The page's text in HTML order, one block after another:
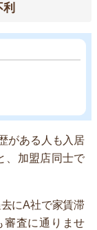
がある人も入居
、加盟店同士で
にA社で家賃滞
審査に通りませ